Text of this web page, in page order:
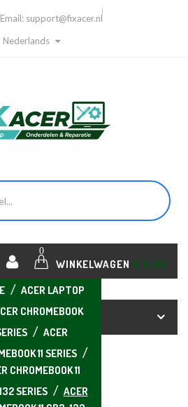
Email: support@fixacer.nl
Nederlands
0
WINKELWAGEN € 0,00
ACER LAPTOP
CHROMEBOOK
ACER
11 SERIES
CHROMEBOOK 11
SERIES
ACER